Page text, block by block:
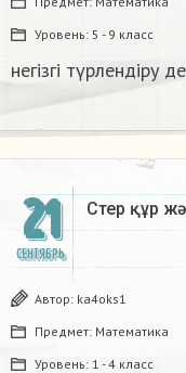
Уровень: 5 - 9 класс
негізгі түрлендіру
21
СЕНТЯБРЬ
Стер құр
Автор: ka4oks1
Предмет: Математика
Уровень: 1 - 4 класс